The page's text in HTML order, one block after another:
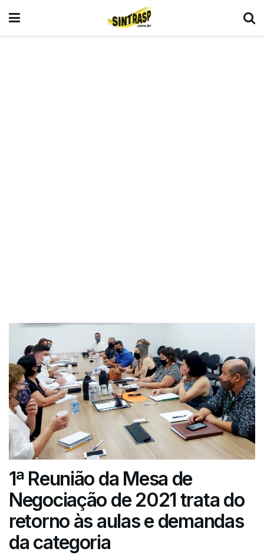
1ª Reunião da Mesa de
Negociação de 2021 trata do
retorno às aulas e demandas
da categoria